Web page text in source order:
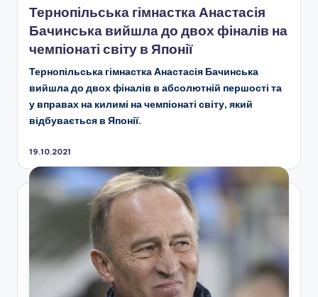
Тернопільська гімнастка Анастасія
Бачинська вийшла до двох фіналів на
чемпіонаті світу в Японії
Тернопільська гімнастка Анастасія Бачинська
вийшла до двох фіналів в абсолютній першості та
у вправах на килимі на чемпіонаті світу, який
відбувається в Японії.
19.10.2021